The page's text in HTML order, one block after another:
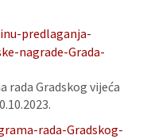
predlaganja-
nagrade-Grada-
rada Gradskog vijeća
rada-Gradskog-